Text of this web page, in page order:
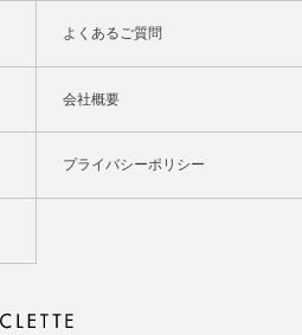
よくあるご質問
会社概要
プライバシーポリシー